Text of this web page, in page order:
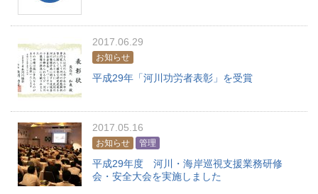
2017.06.29
お知らせ
平成29年「河川功労者表彰」を受賞
2017.05.16
お知らせ 管理
平成29年度 河川・海岸巡視支援業務研修
会・安全大会を実施しました